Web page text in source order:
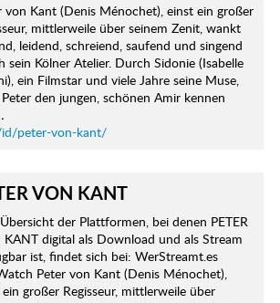
von Kant (Denis Ménochet), einst ein großer
mittlerweile über seinem Zenit, wankt
leidend, schreiend, saufend und singend
sein Kölner Atelier. Durch Sidonie (Isabelle
ein Filmstar und viele Jahre seine Muse,
den jungen, schönen Amir kennen
peter-von-kant/
VON KANT
der Plattformen, bei denen PETER
KANT digital als Download und als Stream
ist, findet sich bei: WerStreamt.es
Peter von Kant (Denis Ménochet),
großer Regisseur, mittlerweile über